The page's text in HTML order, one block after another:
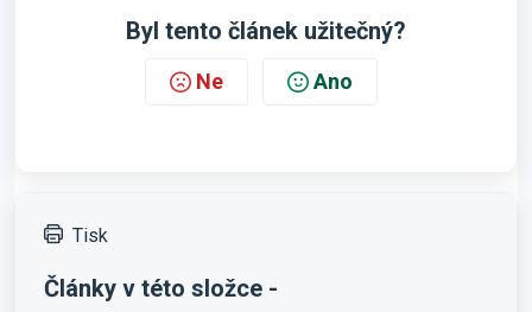
Byl tento článek užitečný?
Ne Ano
Tisk
Články v této složce -